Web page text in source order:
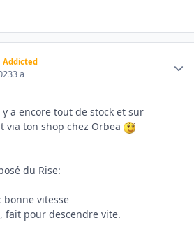
Addicted
3 a
a encore tout de stock et sur
via ton shop chez Orbea
du Rise:
bonne vitesse
fait pour descendre vite.